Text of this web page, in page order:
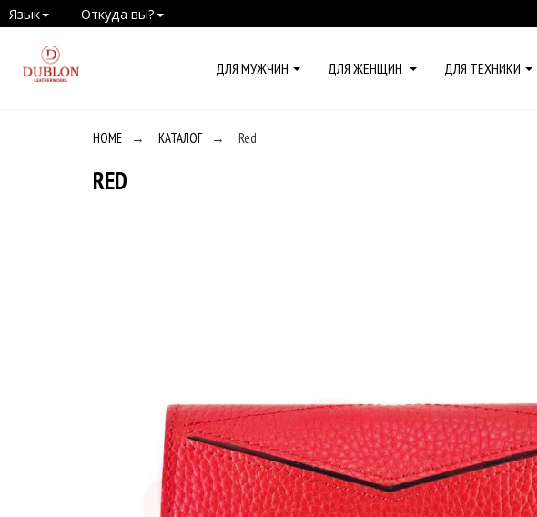
Язык Откуда вы?
ДЛЯ МУЖЧИН ДЛЯ ЖЕНЩИН ДЛЯ ТЕХНИКИ
HOME → КАТАЛОГ → Red
RED